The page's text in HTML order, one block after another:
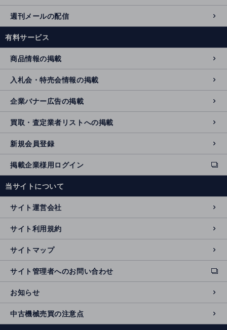
週刊メールの配信
有料サービス
商品情報の掲載
入札会・特売会情報の掲載
企業バナー広告の掲載
買取・査定業者リストへの掲載
新規会員登録
掲載企業様用ログイン
ext
e
n
al
si
t
e
当サイトについて
サイト運営会社
サイト利用規約
サイトマップ
サイト管理者へのお問い合わせ
ext
e
r
n
al
si
お知らせ
中古機械売買の注意点